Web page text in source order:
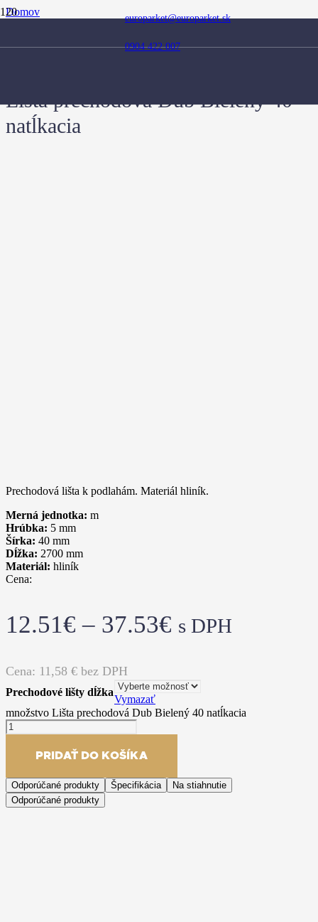
europarket@europarket.sk
0904 422 007
Domov
Prechodové lišty
Lišta prechodová Dub Bielený 40
natĺkacia
Prechodová lišta k podlahám. Materiál hliník.
Merná jednotka: m
Hrúbka: 5 mm
Šírka: 40 mm
Dĺžka: 2700 mm
Materiál: hliník
Cena:
12.51€ – 37.53€ s DPH
Cena: 11,58 € bez DPH
Prechodové lišty dĺžka
Vymazať
množstvo Lišta prechodová Dub Bielený 40 natĺkacia
PRIDAŤ DO KOŠÍKA
Odporúčané produkty Špecifikácia
Na stiahnutie
Odporúčané produkty